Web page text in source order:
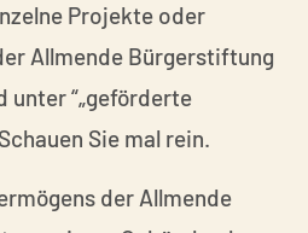
Projekte oder
Allmende Bürgerstiftung
unter “„geförderte
Sie mal rein.
der Allmende